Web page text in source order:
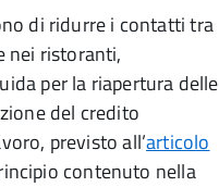
di ridurre i contatti tra
nei ristoranti,
per la riapertura delle
del credito
previsto all’articolo
contenuto nella